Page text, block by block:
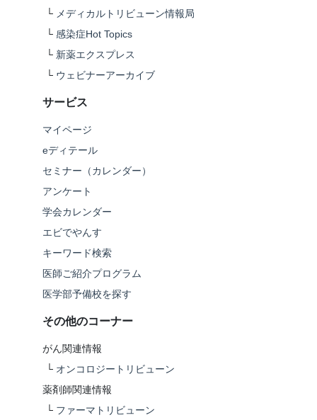
└ メディカルトリビューン情報局
└ 感染症Hot Topics
└ 新薬エクスプレス
└ ウェビナーアーカイブ
サービス
マイページ
eディテール
セミナー（カレンダー）
アンケート
学会カレンダー
エビでやんす
キーワード検索
医師ご紹介プログラム
医学部予備校を探す
その他のコーナー
がん関連情報
└ オンコロジートリビューン
薬剤師関連情報
└ ファーマトリビューン